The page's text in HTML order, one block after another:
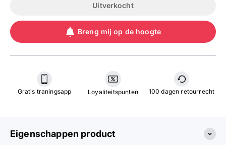
Uitverkocht
Breng mij op de hoogte
Gratis traningsapp Loyaliteitspunten 100 dagen retourrecht
Eigenschappen product